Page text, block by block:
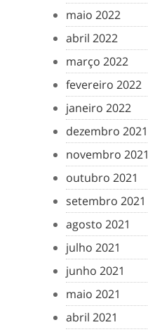
maio 2022
abril 2022
março 2022
fevereiro 2022
janeiro 2022
dezembro 2021
novembro 2021
outubro 2021
setembro 2021
agosto 2021
julho 2021
junho 2021
maio 2021
abril 2021